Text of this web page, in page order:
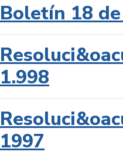
Boletín 18
1.998
1997